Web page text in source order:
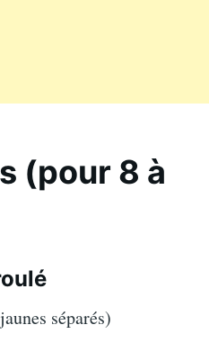
(pour 8 à
séparés)